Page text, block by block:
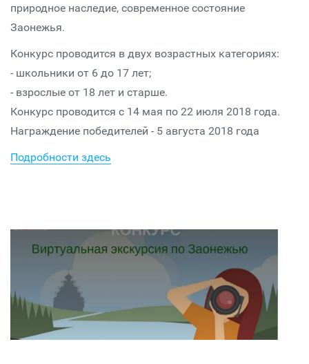
природное наследие, современное состояние
Заонежья.
Конкурс проводится в двух возрастных категориях:
- школьники от 6 до 17 лет;
- взрослые от 18 лет и старше.
Конкурс проводится с 14 мая по 22 июля 2018 года.
Награждение победителей - 5 августа 2018 года
Подробности здесь